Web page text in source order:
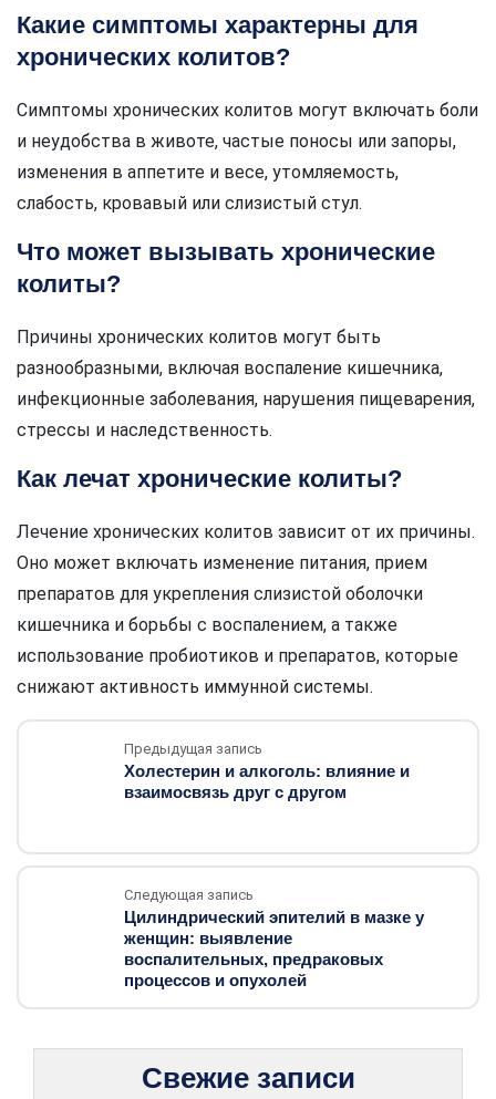
Какие симптомы характерны для
хронических колитов?
Симптомы хронических колитов могут включать боли
и неудобства в животе, частые поносы или запоры,
изменения в аппетите и весе, утомляемость,
слабость, кровавый или слизистый стул.
Что может вызывать хронические
колиты?
Причины хронических колитов могут быть
разнообразными, включая воспаление кишечника,
инфекционные заболевания, нарушения пищеварения,
стрессы и наследственность.
Как лечат хронические колиты?
Лечение хронических колитов зависит от их причины.
Оно может включать изменение питания, прием
препаратов для укрепления слизистой оболочки
кишечника и борьбы с воспалением, а также
использование пробиотиков и препаратов, которые
снижают активность иммунной системы.
Предыдущая запись
Холестерин и алкоголь: влияние и
взаимосвязь друг с другом
Следующая запись
Цилиндрический эпителий в мазке у
женщин: выявление
воспалительных, предраковых
процессов и опухолей
Свежие записи